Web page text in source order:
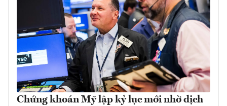
Chứng khoán Mỹ lập kỷ lục mới nhờ dịch